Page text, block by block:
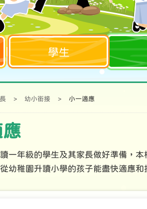
學生
> 幼小銜接 > 小一適應
一年級的學生及其家長做好準備，
幼稚園升讀小學的孩子能盡快適應